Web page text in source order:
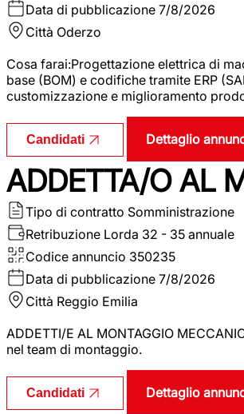
Data di pubblicazione 7/8/2026
Città Oderzo
Cosa farai:Progettazione elettrica di
base (BOM) e codifiche tramite ERP
customizzazione e miglioramento
Candidati Dettaglio
ADDETTA/O AL
Tipo di contratto Somministrazione
Retribuzione Lorda 32 - 35 annuale
Codice annuncio 350235
Data di pubblicazione 7/8/2026
Città Reggio Emilia
ADDETTI/E AL MONTAGGIO
nel team di montaggio.
Candidati Dettaglio